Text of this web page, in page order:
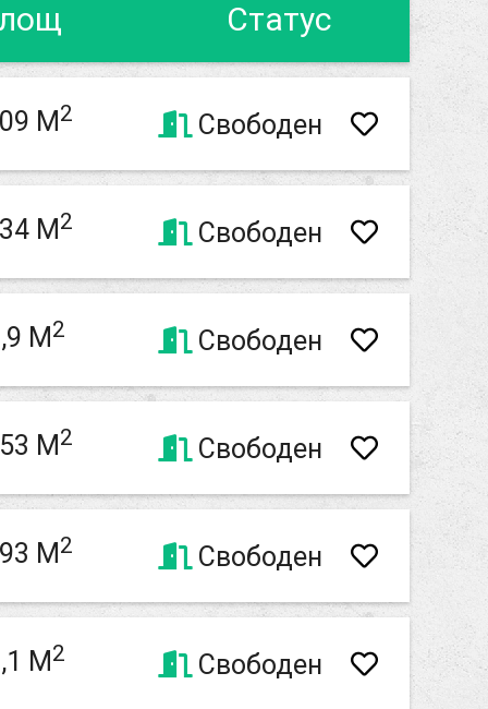
Статус
M 2 Свободен
M 2 Свободен
M 2 Свободен
M 2 Свободен
M 2 Свободен
M 2 Свободен